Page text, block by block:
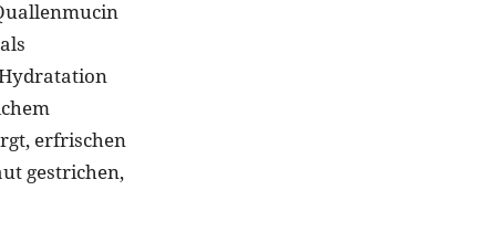
erfrischen
gestrichen,